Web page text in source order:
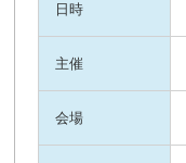
日時
主催
会場